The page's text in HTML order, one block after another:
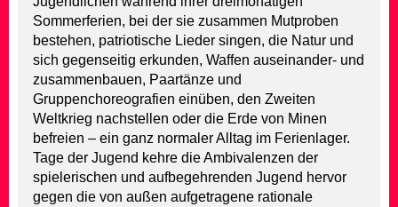
Sommerferien, bei der sie zusammen Mutproben
bestehen, patriotische Lieder singen, die Natur und
sich gegenseitig erkunden, Waffen auseinander- und
zusammenbauen, Paartänze und
Gruppenchoreografien einüben, den Zweiten
Weltkrieg nachstellen oder die Erde von Minen
befreien – ein ganz normaler Alltag im Ferienlager.
Tage der Jugend kehre die Ambivalenzen der
spielerischen und aufbegehrenden Jugend hervor
gegen die von außen aufgetragene rationale